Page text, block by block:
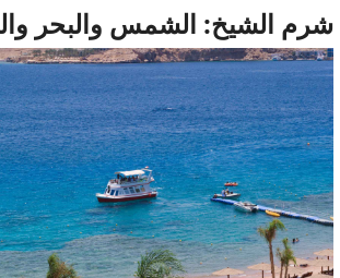
شرم الشيخ: الشمس والبحر